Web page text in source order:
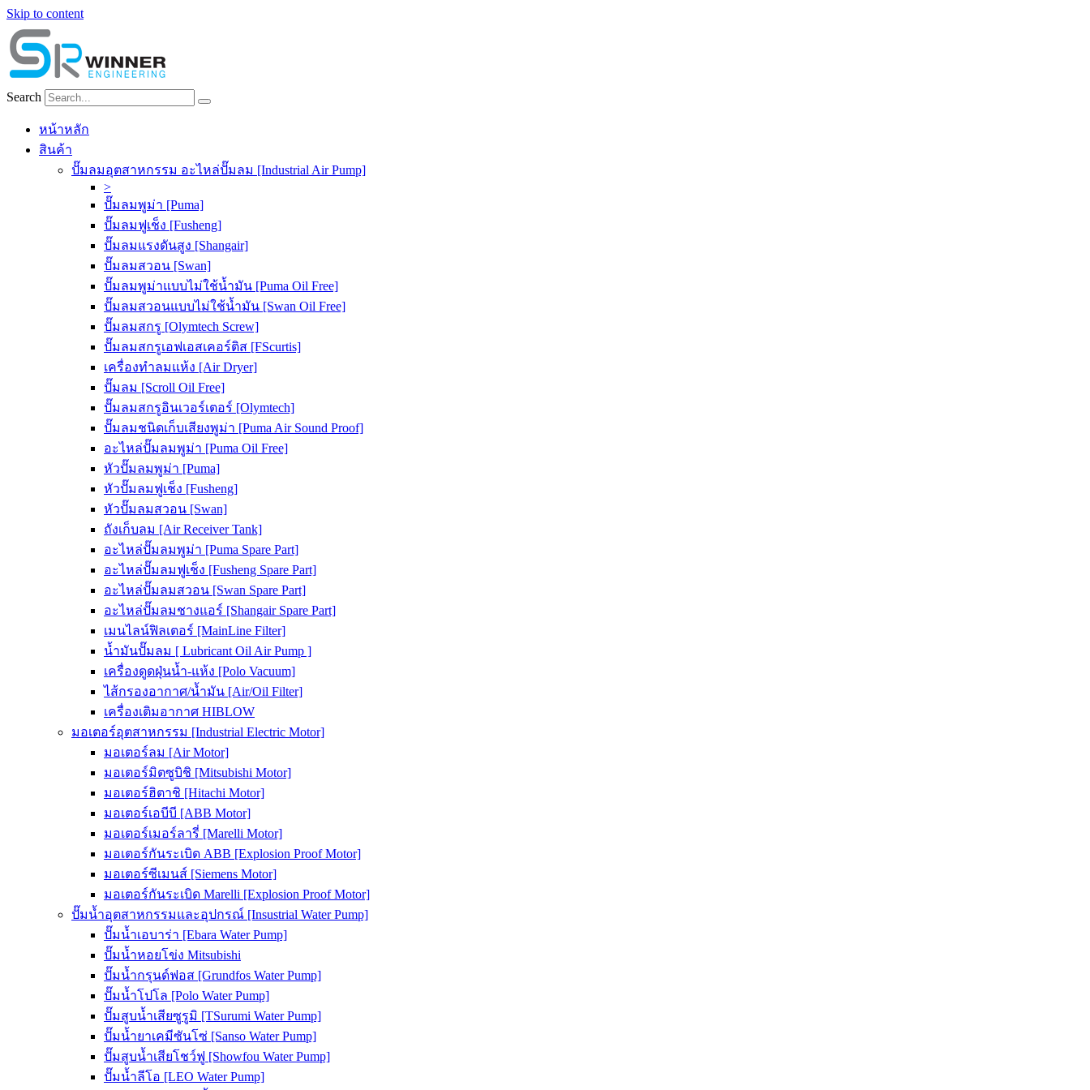
Skip to content
Search
หน้าหลัก
สินค้า
ปั๊มลมอุตสาหกรรม อะไหล่ปั๊มลม [Industrial Air Pump]
>
ปั๊มลมพูม่า [Puma]
ปั๊มลมฟูเช็ง [Fusheng]
ปั๊มลมแรงดันสูง [Shangair]
ปั๊มลมสวอน [Swan]
ปั๊มลมพูม่าแบบไม่ใช้น้ำมัน [Puma Oil Free]
ปั๊มลมสวอนแบบไม่ใช้น้ำมัน [Swan Oil Free]
ปั๊มลมสกรู [Olymtech Screw]
ปั๊มลมสกรูเอฟเอสเคอร์ติส [FScurtis]
เครื่องทำลมแห้ง [Air Dryer]
ปั๊มลม [Scroll Oil Free]
ปั๊มลมสกรูอินเวอร์เตอร์ [Olymtech]
ปั๊มลมชนิดเก็บเสียงพูม่า [Puma Air Sound Proof]
อะไหล่ปั๊มลมพูม่า [Puma Oil Free]
หัวปั๊มลมพูม่า [Puma]
หัวปั๊มลมฟูเช็ง [Fusheng]
หัวปั๊มลมสวอน [Swan]
ถังเก็บลม [Air Receiver Tank]
อะไหล่ปั๊มลมพูม่า [Puma Spare Part]
อะไหล่ปั๊มลมฟูเช็ง [Fusheng Spare Part]
อะไหล่ปั๊มลมสวอน [Swan Spare Part]
อะไหล่ปั๊มลมชางแอร์ [Shangair Spare Part]
เมนไลน์ฟิลเตอร์ [MainLine Filter]
น้ำมันปั๊มลม [ Lubricant Oil Air Pump ]
เครื่องดูดฝุ่นน้ำ-แห้ง [Polo Vacuum]
ไส้กรองอากาศ/น้ำมัน [Air/Oil Filter]
เครื่องเติมอากาศ HIBLOW
มอเตอร์อุตสาหกรรม [Industrial Electric Motor]
มอเตอร์ลม [Air Motor]
มอเตอร์มิตซูบิชิ [Mitsubishi Motor]
มอเตอร์ฮิตาชิ [Hitachi Motor]
มอเตอร์เอบีบี [ABB Motor]
มอเตอร์เมอร์ลารี่ [Marelli Motor]
มอเตอร์กันระเบิด ABB [Explosion Proof Motor]
มอเตอร์ซีเมนส์ [Siemens Motor]
มอเตอร์กันระเบิด Marelli [Explosion Proof Motor]
ปั๊มน้ำอุตสาหกรรมและอุปกรณ์ [Insustrial Water Pump]
ปั๊มน้ำเอบาร่า [Ebara Water Pump]
ปั๊มน้ำหอยโข่ง Mitsubishi
ปั๊มน้ำกรุนด์ฟอส [Grundfos Water Pump]
ปั๊มน้ำโปโล [Polo Water Pump]
ปั๊มสูบน้ำเสียซูรูมิ [TSurumi Water Pump]
ปั๊มน้ำยาเคมีซันโซ่ [Sanso Water Pump]
ปั๊มสูบน้ำเสียโชว์ฟู [Showfou Water Pump]
ปั๊มน้ำลีโอ [LEO Water Pump]